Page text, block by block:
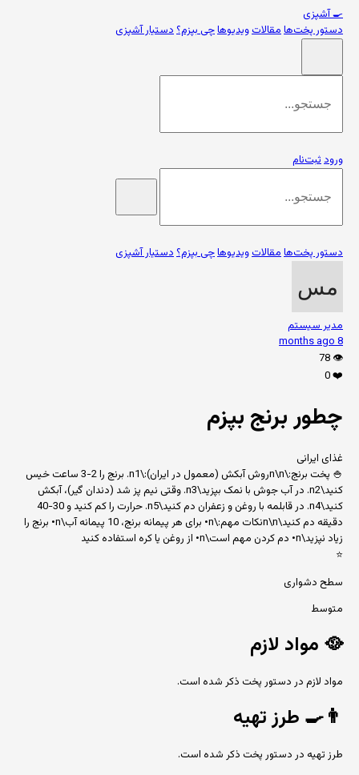
🍳آشپزی
دستور پخت‌هامقالاتویدیوهاچی بپزم؟دستیار آشپزی
ورودثبت‌نام
دستور پخت‌هامقالاتویدیوهاچی بپزم؟دستیار آشپزی
مدیر سیستم
8 months ago
👁️
78
❤️
0
چطور برنج بپزم
غذای ایرانی
🍚 پخت برنج:\n\nروش آبکش (معمول در ایران):\n1. برنج را 2-3 ساعت خیس
کنید\n2. در آب جوش با نمک بپزید\n3. وقتی نیم پز شد (دندان گیر)، آبکش
کنید\n4. در قابلمه با روغن و زعفران دم کنید\n5. حرارت را کم کنید و 30-40
دقیقه دم کنید\n\nنکات مهم:\n• برای هر پیمانه برنج، 10 پیمانه آب\n• برنج را
زیاد نپزید\n• دم کردن مهم است\n• از روغن یا کره استفاده کنید
⭐
سطح دشواری
متوسط
🥘 مواد لازم
مواد لازم در دستور پخت ذکر شده است.
👨‍🍳 طرز تهیه
طرز تهیه در دستور پخت ذکر شده است.